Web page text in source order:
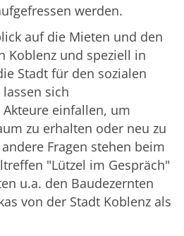
werden.
auf die Mieten und den
Koblenz und speziell in
Stadt für den sozialen
sich
einfallen, um
zu erhalten oder neu zu
Fragen stehen beim
"Lützel im Gespräch"
u.a. den Baudezernten
von der Stadt Koblenz als